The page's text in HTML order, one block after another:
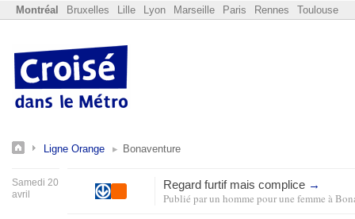
Montréal Bruxelles Lille Lyon Marseille Paris Rennes Toulouse
Ligne Orange Bonaventure
Samedi 20
avril
Regard furtif mais complice →
Publié parun homme pour une femme à